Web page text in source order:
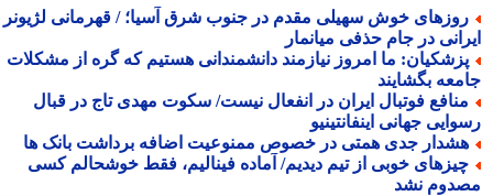
خوش سهیلی مقدم در جنوب شرق آسیا؛ / قهرمانی لژیونر
در جام حذفی میانمار
ما امروز نیازمند دانشمندانی هستیم که گره از مشکلات
بگشایند
فوتبال ایران در انفعال نیست/ سکوت مهدی تاج در قبال
جهانی اینفانتینیو
جدی همتی در خصوص ممنوعیت اضافه برداشت بانک ها
خوبی از تیم دیدیم/ آماده فینالیم، فقط خوشحالم کسی
نشد